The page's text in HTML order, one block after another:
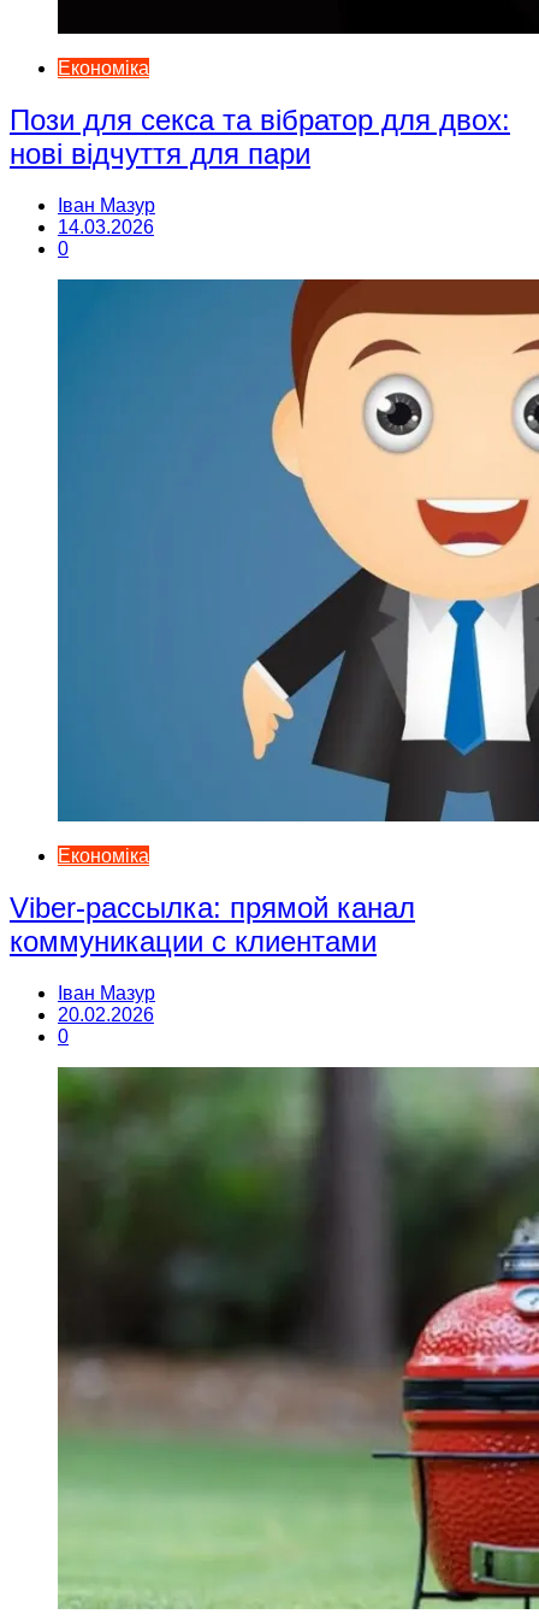
Економіка
Пози для секса та вібратор для двох:
нові відчуття для пари
Іван Мазур
14.03.2026
0
Економіка
Viber-рассылка: прямой канал
коммуникации с клиентами
Іван Мазур
20.02.2026
0